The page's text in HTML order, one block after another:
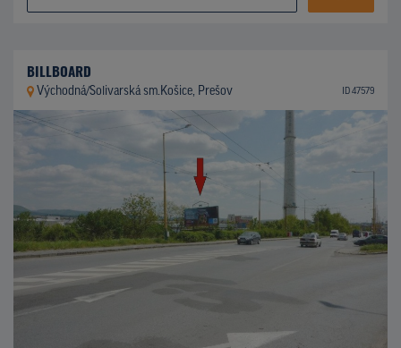
BILLBOARD
Východná/Solivarská sm.Košice, Prešov ID 47579